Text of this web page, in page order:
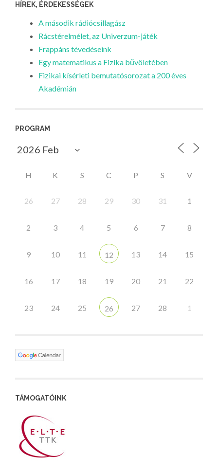
HÍREK, ÉRDEKESSÉGEK
A második rádiócsillagász
Rácstérelmélet, az Univerzum-játék
Frappáns tévedéseink
Egy matematikus a Fizika bűvöletében
Fizikai kísérleti bemutatósorozat a 200 éves
Akadémián
PROGRAM
H K S C P S V
26 27 28 29 30 31 1
2 3 4 5 6 7 8
9 10 11 12 13 14 15
16 17 18 19 20 21 22
23 24 25 26 27 28 1
TÁMOGATÓINK